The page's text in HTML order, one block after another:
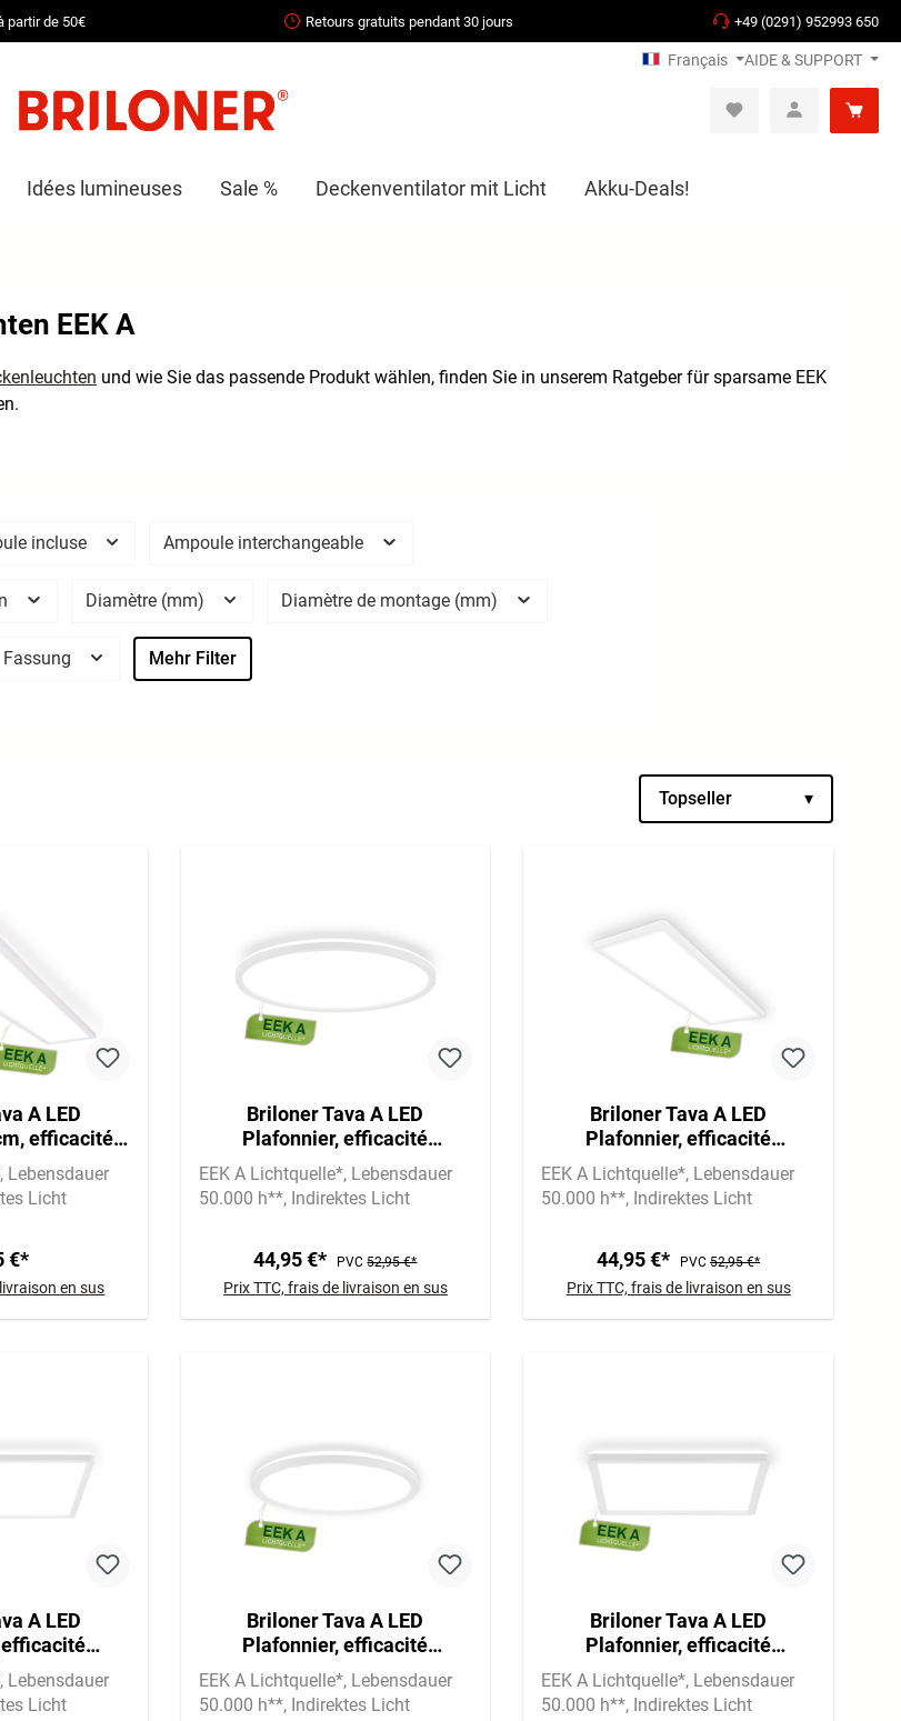
partir de 50€ Retours gratuits pendant 30 jours +49 (0291) 952993 650
Français AIDE & SUPPORT
Idées lumineuses Sale % Deckenventilator mit Licht Akku-Deals!
EEK A
und wie Sie das passende Produkt wählen, finden Sie in unserem Ratgeber für sparsame EEK
incluse Ampoule interchangeable
Diamètre (mm) Diamètre de montage (mm)
Fassung Mehr Filter
Topseller ▾
A LED
efficacité
A, rétro-
blanc
Lebensdauer
Licht
€*
en sus
Briloner Tava A LED
Plafonnier, efficacité
énergétique A, rétro-
éclairage, blanc
EEK A Lichtquelle* Lebensdauer
50.000 h** Indirektes Licht
44,95 €* PVC52,95 €*
Prix TTC, frais de livraison en sus
Briloner Tava A LED
Plafonnier, efficacité
énergétique A, rétroéclairage,
blanc
EEK A Lichtquelle* Lebensdauer
50.000 h** Indirektes Licht
44,95 €* PVC52,95 €*
Prix TTC, frais de livraison en sus
A LED
Lebensdauer
Licht
Briloner Tava A LED
Plafonnier, efficacité
énergétique A, rétroéclairage,
blanc
EEK A Lichtquelle* Lebensdauer
50.000 h** Indirektes Licht
Briloner Tava A LED
Plafonnier, efficacité
énergétique A, rétro-
éclairage, blanc
EEK A Lichtquelle* Lebensdauer
50.000 h** Indirektes Licht